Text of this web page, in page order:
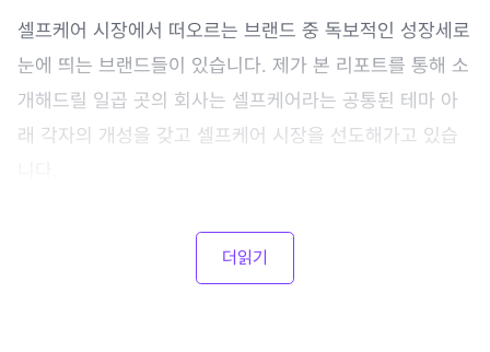
셀프케어 시장에서 떠오르는 브랜드 중 독보적인 성장세로
눈에 띄는 브랜드들이 있습니다. 제가 본 리포트를 통해 소
개해드릴 일곱 곳의 회사는 셀프케어라는 공통된 테마 아
래 각자의 개성을 갖고 셀프케어 시장을 선도해가고 있습
더읽기